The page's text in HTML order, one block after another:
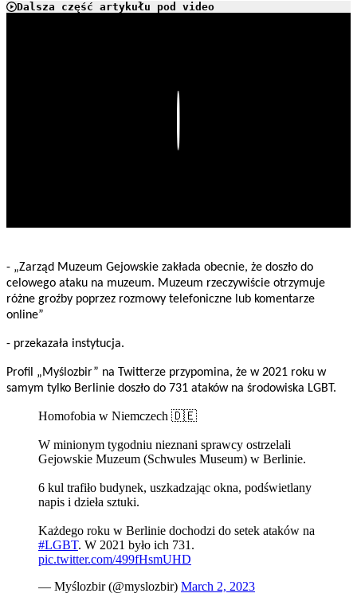
Dalsza część artykułu pod video
- „Zarząd Muzeum Gejowskie zakłada obecnie, że doszło do
celowego ataku na muzeum. Muzeum rzeczywiście otrzymuje
różne groźby poprzez rozmowy telefoniczne lub komentarze
online”
- przekazała instytucja.
Profil „Myślozbir” na Twitterze przypomina, że w 2021 roku w
samym tylko Berlinie doszło do 731 ataków na środowiska LGBT.
Homofobia w Niemczech 🇩🇪
W minionym tygodniu nieznani sprawcy ostrzelali
Gejowskie Muzeum (Schwules Museum) w Berlinie.
6 kul trafiło budynek, uszkadzając okna, podświetlany
napis i dzieła sztuki.
Każdego roku w Berlinie dochodzi do setek ataków na
#LGBT. W 2021 było ich 731.
pic.twitter.com/499fHsmUHD
— Myślozbir (@myslozbir) March 2, 2023